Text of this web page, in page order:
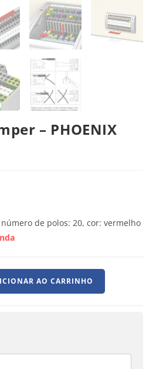
– PHOENIX
de polos: 20, cor: vermelho
AO CARRINHO